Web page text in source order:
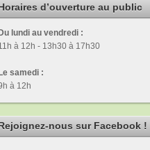
d’ouverture au public
lundi au vendredi :
à 12h - 13h30 à 17h30
samedi :
à 12h
nous sur Facebook !